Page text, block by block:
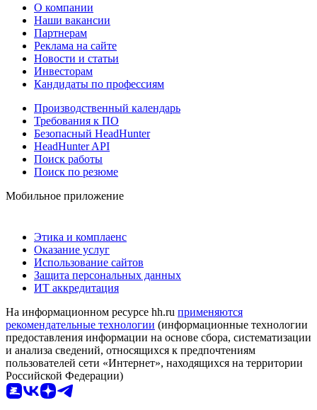
О компании
Наши вакансии
Партнерам
Реклама на сайте
Новости и статьи
Инвесторам
Кандидаты по профессиям
Производственный календарь
Требования к ПО
Безопасный HeadHunter
HeadHunter API
Поиск работы
Поиск по резюме
Мобильное приложение
Этика и комплаенс
Оказание услуг
Использование сайтов
Защита персональных данных
ИТ аккредитация
На информационном ресурсе hh.ru применяются
рекомендательные технологии (информационные технологии
предоставления информации на основе сбора, систематизации
и анализа сведений, относящихся к предпочтениям
пользователей сети «Интернет», находящихся на территории
Российской Федерации)